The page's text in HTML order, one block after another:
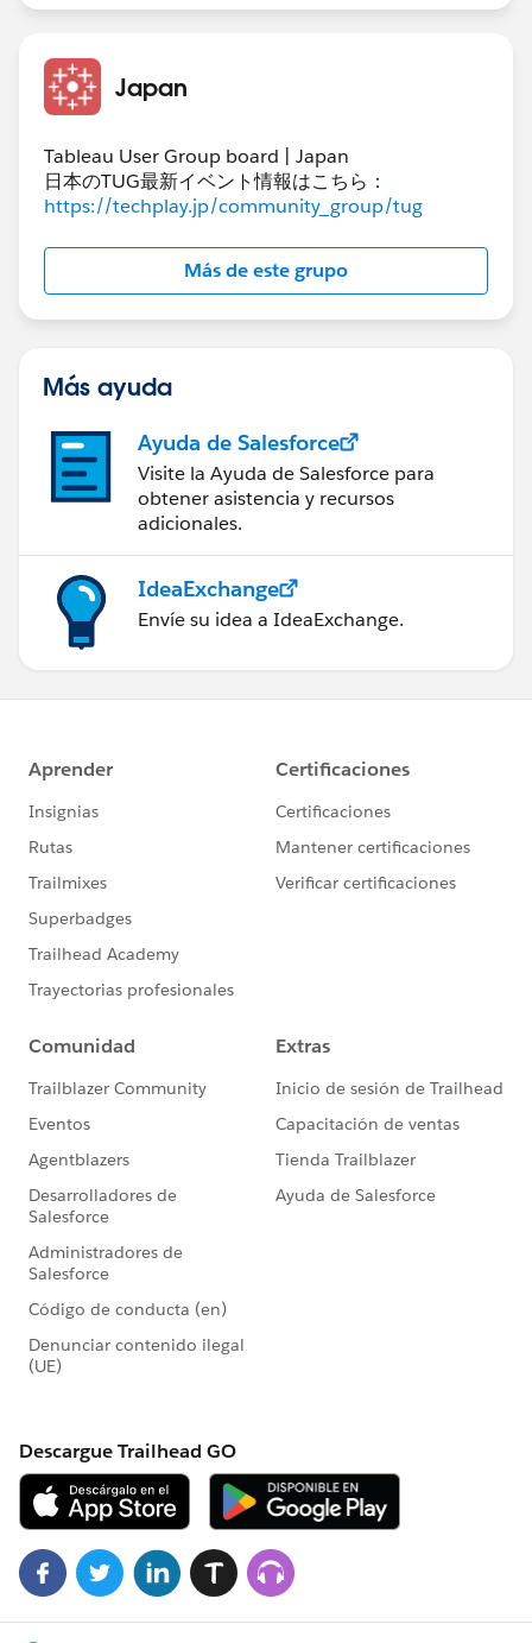
には、月次単月推移と月次累積推移がパラメータで切り
替わるようになっています。
切替の対象となっているのが下記のグラフ及び表となり
ます。
①折線グラフ
③折線グラフ前月差・前月比
⑥棒グラフ前月差・前月比
グラフ最終系はグラフ選択範囲をマウスで設定するとタ
しょうか。
改めてご教示お願いしたく思います。
何卒よろしくお願い申し上げます。
Japan
Tableau User Group board | Japan
日本のTUG最新イベント情報はこちら：
https://techplay.jp/community_group/tug
Más de este grupo
Más ayuda
Ayuda de Salesforce
Visite la Ayuda de Salesforce para
obtener asistencia y recursos
adicionales.
IdeaExchange
Envíe su idea a IdeaExchange.